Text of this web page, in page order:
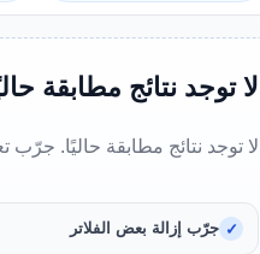
لا توجد نتائج مطابقة
لا توجد نتائج مطابقة حاليًا.
جرّب إزالة بعض الفلاتر